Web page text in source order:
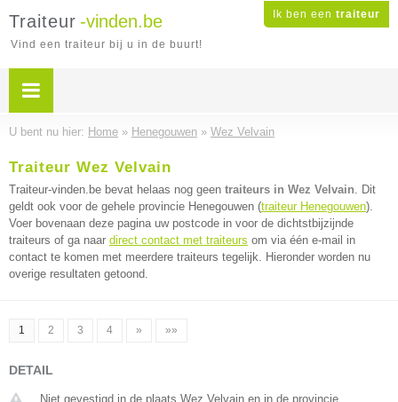
Ik ben een traiteur
Traiteur -vinden.be
Vind een traiteur bij u in de buurt!
U bent nu hier: Home » Henegouwen » Wez Velvain
Traiteur Wez Velvain
Traiteur-vinden.be bevat helaas nog geen traiteurs in Wez Velvain. Dit
geldt ook voor de gehele provincie Henegouwen (traiteur Henegouwen).
Voer bovenaan deze pagina uw postcode in voor de dichtstbijzijnde
traiteurs of ga naar direct contact met traiteurs om via één e-mail in
contact te komen met meerdere traiteurs tegelijk. Hieronder worden nu
overige resultaten getoond.
1 2 3 4 » »»
DETAIL
Niet gevestigd in de plaats Wez Velvain en in de provincie